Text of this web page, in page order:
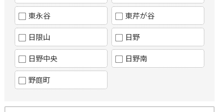
東永谷 東芹が谷
日限山 日野
日野中央 日野南
野庭町